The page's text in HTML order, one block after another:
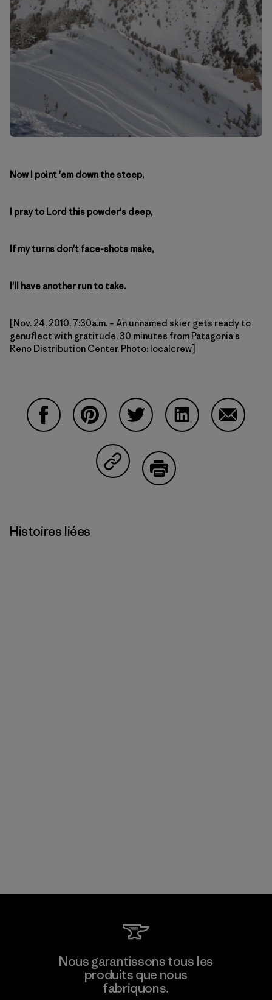
Now I point 'em down the steep,
I pray to Lord this powder's deep,
If my turns don't face-shots make,
I'll have another run to take.
[Nov. 24, 2010, 7:30a.m. – An unnamed skier gets ready to
genuflect with gratitude, 30 minutes from Patagonia's
Reno Distribution Center. Photo: localcrew]
Partager sur Copy Link
Histoires liées
Nous garantissons tous les
produits que nous
fabriquons.